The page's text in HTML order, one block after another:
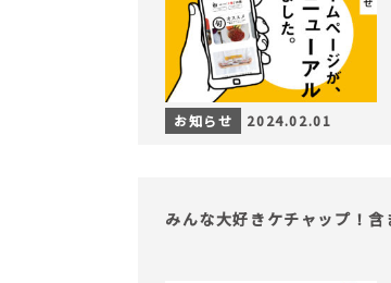
お知らせ 2024.02.01
みんな大好きケチャップ！